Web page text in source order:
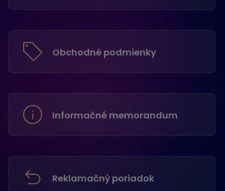
Obchodné podmienky
Informačné memorandum
Reklamačný poriadok